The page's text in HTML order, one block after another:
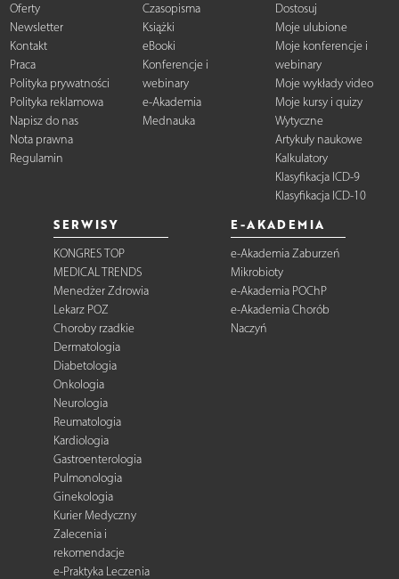
Oferty
Newsletter
Kontakt
Praca
Polityka prywatności
Polityka reklamowa
Napisz do nas
Nota prawna
Regulamin
Czasopisma
Książki
eBooki
Konferencje i
webinary
e-Akademia
Mednauka
Dostosuj
Moje ulubione
Moje konferencje i
webinary
Moje wykłady video
Moje kursy i quizy
Wytyczne
Artykuły naukowe
Kalkulatory
Klasyfikacja ICD-9
Klasyfikacja ICD-10
SERWISY
KONGRES TOP
MEDICAL TRENDS
Menedżer Zdrowia
Lekarz POZ
Choroby rzadkie
Dermatologia
Diabetologia
Onkologia
Neurologia
Reumatologia
Kardiologia
Gastroenterologia
Pulmonologia
Ginekologia
Kurier Medyczny
Zalecenia i
rekomendacje
e-Praktyka Leczenia
E-AKADEMIA
e-Akademia Zaburzeń
Mikrobioty
e-Akademia POChP
e-Akademia Chorób
Naczyń